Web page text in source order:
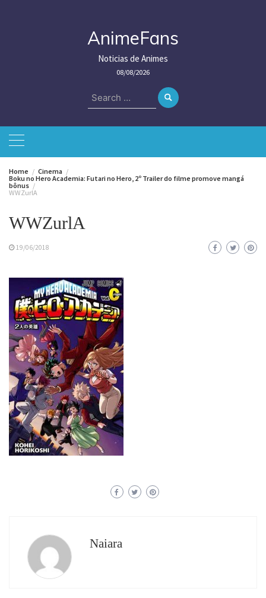
AnimeFans
Noticias de Animes
08/08/2026
Search
for:
Home
Cinema
Boku no Hero Academia: Futari no Hero, 2º Trailer do filme promove mangá
bônus
WWZurlA
WWZurlA
19/06/2018
Naiara